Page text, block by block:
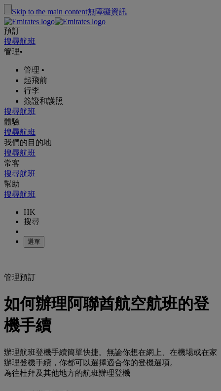
Skip to the main content無障礙資訊
預訂
搜尋航班
管理•
管理 •
起飛前
行李
簽證和護照
搜尋航班
體驗
搜尋航班
我們的目的地
搜尋航班
常客
搜尋航班
幫助
搜尋航班
HK
搜尋
選單
管理預訂
如何辦理阿聯酋航空航班的登
機手續
辦理航班登機手續簡單快捷。無論你想在網上、在機場或在家
辦理登機手續，你都可以選擇適合你的登機選項。
為往杜拜及其他地方的航班辦理登機